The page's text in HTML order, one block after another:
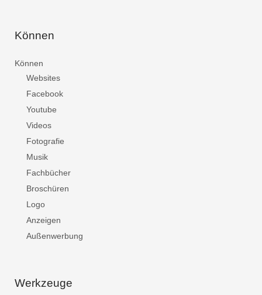
Können
Können
Websites
Facebook
Youtube
Videos
Fotografie
Musik
Fachbücher
Broschüren
Logo
Anzeigen
Außenwerbung
Werkzeuge